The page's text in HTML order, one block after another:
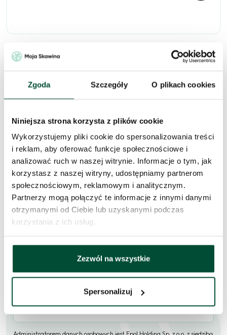
Zgoda Szczegóły O plikach cookies
Niniejsza strona korzysta z plików cookie
Wykorzystujemy pliki cookie do spersonalizowania treści
i reklam, aby oferować funkcje społecznościowe i
analizować ruch w naszej witrynie. Informacje o tym, jak
korzystasz z naszej witryny, udostępniamy partnerom
społecznościowym, reklamowym i analitycznym.
Partnerzy mogą połączyć te informacje z innymi danymi
otrzymanymi od Ciebie lub uzyskanymi podczas
korzystania z ich usług.
Zezwól na wszystkie
Spersonalizuj
Zapytaj o to
mieszkanie
Skorzystaj z formularza i przekaż naszym doradcom prośbę o
kontakt w sprawie tego mieszkania.
Skontaktujemy się w przeciągu 1 dnia roboczego.
Imię i nazwisko